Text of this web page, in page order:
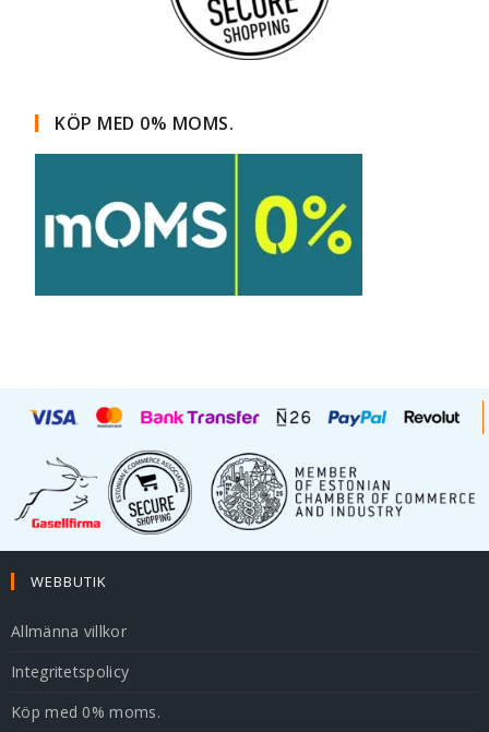
KÖP MED 0% MOMS.
WEBBUTIK
Allmänna villkor
Integritetspolicy
Köp med 0% moms.